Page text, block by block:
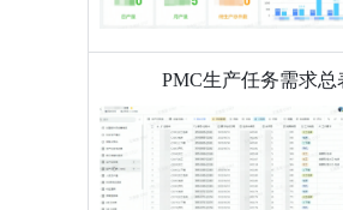
PMC生产任务需求总